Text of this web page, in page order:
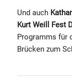
Und auch
Kurt Weill Fest
Programms für
Brücken zum